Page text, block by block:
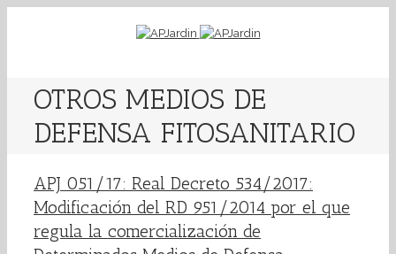
OTROS MEDIOS DE
DEFENSA FITOSANITARIO
APJ 051/17: Real Decreto 534/2017:
Modificación del RD 951/2014 por el que
regula la comercialización de